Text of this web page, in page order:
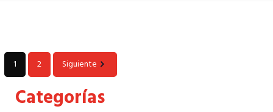
1 2 Siguiente
Categorías